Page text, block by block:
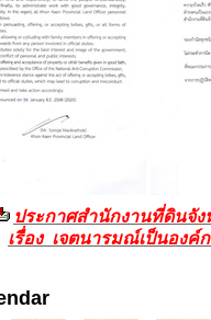
ประกาศสำนักงานที่ดินจั
เรื่อง เจตนารมณ์เป็นองค์